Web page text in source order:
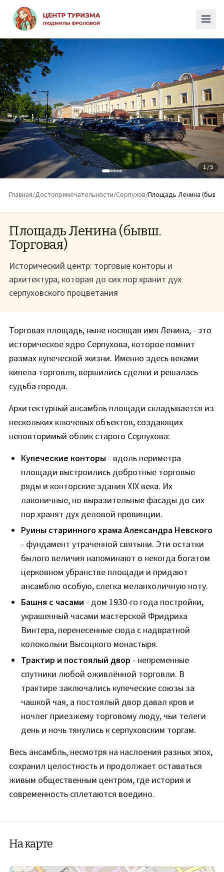
К основному содержимому
Главная/Достопримечательности/Серпухов/Площадь Ленина (бывш.
Площадь Ленина (бывш.
Торговая)
Исторический центр: торговые конторы и
архитектура, которая до сих пор хранит дух
серпуховского процветания
1/ 5
Торговая площадь, ныне носящая имя Ленина, - это
историческое ядро Серпухова, которое помнит
размах купеческой жизни. Именно здесь веками
кипела торговля, вершились сделки и решалась
судьба города.
Архитектурный ансамбль площади складывается из
нескольких ключевых объектов, создающих
неповторимый облик старого Серпухова:
Купеческие конторы - вдоль периметра
площади выстроились добротные торговые
ряды и конторские здания XIX века. Их
лаконичные, но выразительные фасады до сих
пор хранят дух деловой провинции.
Руины старинного храмаАлександра Невского
- фундамент утраченной святыни. Эти остатки
былого величия напоминают о некогда богатом
церковном убранстве площади и придают
ансамблю особую, слегка меланхоличную ноту.
Башня с часами - дом 1930-го года постройки,
украшенный часами мастерской Фридриха
Винтера, перенесенные сюда с надвратной
колокольни Высоцкого монастыря.
Трактир и постоялый двор - непременные
спутники любой оживлённой торговли. В
трактире заключались купеческие союзы за
чашкой чая, а постоялый двор давал кров и
ночлег приезжему торговому люду, чьи телеги
день и ночь тянулись к серпуховским торгам.
Весь ансамбль, несмотря на наслоения разных эпох,
сохранил целостность и продолжает оставаться
живым общественным центром, где история и
современность сплетаются воедино.
На карте